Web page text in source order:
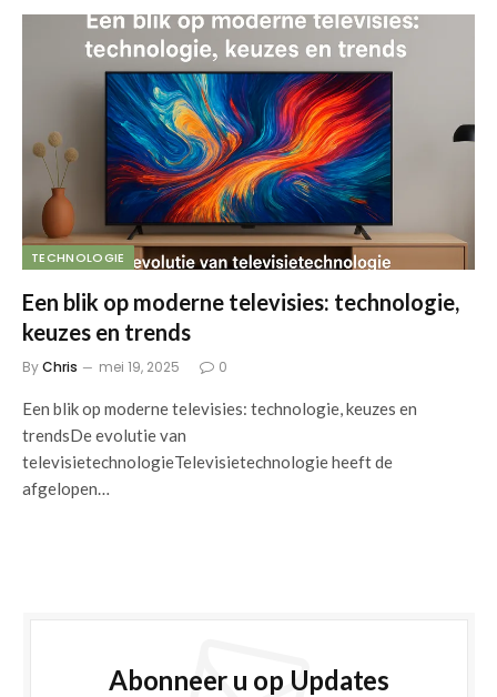
TECHNOLOGIE
Een blik op moderne televisies: technologie,
keuzes en trends
ByChris mei 19, 2025 0
Een blik op moderne televisies: technologie, keuzes en
trendsDe evolutie van
televisietechnologieTelevisietechnologie heeft de
afgelopen…
Abonneer u op Updates